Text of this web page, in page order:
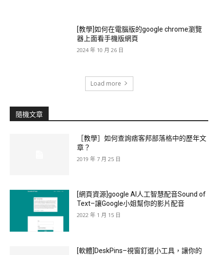
[教學]如何在電腦版的google chrome瀏覽
器上面看手機版網頁
2024 年 10 月 26 日
Load more
隨機文章
［教學］如何查詢痞客邦部落格中的歷年文
章？
2019 年 7 月 25 日
[網頁資源]google AI人工智慧配音Sound of
Text–讓Google小姐幫你的影片配音
2022 年 1 月 15 日
[軟體]DeskPins–視窗釘選小工具，讓你的